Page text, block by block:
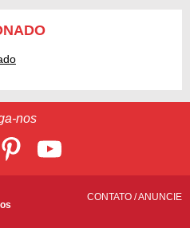
nos
CONTATO /ANUNCIE